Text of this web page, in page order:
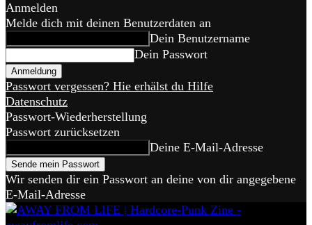
Anmelden
Melde dich mit deinen Benutzerdaten an
Dein Benutzername
Dein Passwort
Passwort vergessen? Hie erhälst du Hilfe
Datenschutz
Passwort-Wiederherstellung
Passwort zurücksetzen
Deine E-Mail-Adresse
Wir senden dir ein Passwort an deine von dir angegebene
E-Mail-Adresse